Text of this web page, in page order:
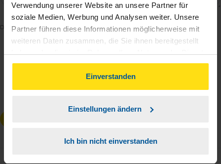
Verwendung unserer Website an unsere Partner für
soziale Medien, Werbung und Analysen weiter. Unsere
Partner führen diese Informationen möglicherweise mit
weiteren Daten zusammen, die Sie ihnen bereitgestellt
haben oder die sie im Rahmen Ihrer Nutzung der Dienste
gesammelt haben. Indem Sie auf Einverstanden klicken,
können Sie der Verwendung von Cookies, gemäß
unserer➔ Datenschutzrichtliniezustimmen.
Einverstanden
Einstellungen ändern
Ich bin nicht einverstanden
Mit dem Absenden des Kontaktformulars erkläre ich
mich damit einverstanden, dass meine Daten zur
Bearbeitung meines Anliegens sowie zur internen
Datenschutzbestimmungen